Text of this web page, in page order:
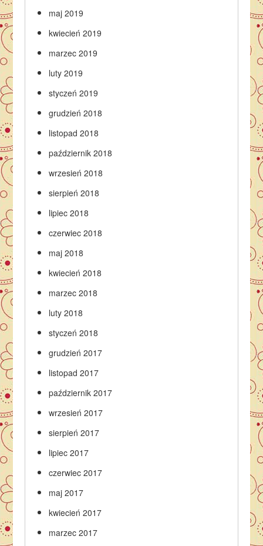
maj 2019
kwiecień 2019
marzec 2019
luty 2019
styczeń 2019
grudzień 2018
listopad 2018
październik 2018
wrzesień 2018
sierpień 2018
lipiec 2018
czerwiec 2018
maj 2018
kwiecień 2018
marzec 2018
luty 2018
styczeń 2018
grudzień 2017
listopad 2017
październik 2017
wrzesień 2017
sierpień 2017
lipiec 2017
czerwiec 2017
maj 2017
kwiecień 2017
marzec 2017